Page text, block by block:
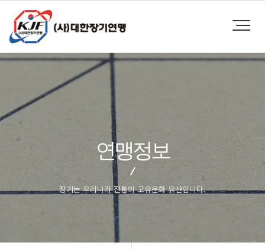
연맹정보
장기는 우리나라 전통의 고유문화 유산입니다.